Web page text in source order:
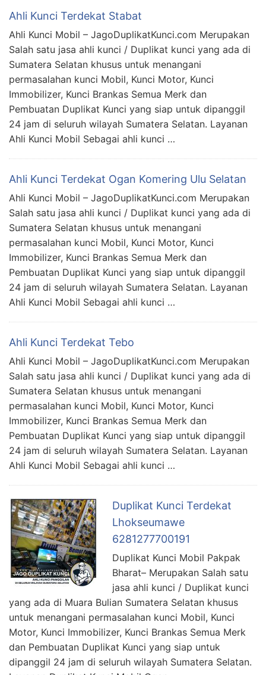
Ahli Kunci Terdekat Stabat
Ahli Kunci Mobil – JagoDuplikatKunci.com Merupakan
Salah satu jasa ahli kunci / Duplikat kunci yang ada di
Sumatera Selatan khusus untuk menangani
permasalahan kunci Mobil, Kunci Motor, Kunci
Immobilizer, Kunci Brankas Semua Merk dan
Pembuatan Duplikat Kunci yang siap untuk dipanggil
24 jam di seluruh wilayah Sumatera Selatan. Layanan
Ahli Kunci Mobil Sebagai ahli kunci …
Ahli Kunci Terdekat Ogan Komering Ulu Selatan
Ahli Kunci Mobil – JagoDuplikatKunci.com Merupakan
Salah satu jasa ahli kunci / Duplikat kunci yang ada di
Sumatera Selatan khusus untuk menangani
permasalahan kunci Mobil, Kunci Motor, Kunci
Immobilizer, Kunci Brankas Semua Merk dan
Pembuatan Duplikat Kunci yang siap untuk dipanggil
24 jam di seluruh wilayah Sumatera Selatan. Layanan
Ahli Kunci Mobil Sebagai ahli kunci …
Ahli Kunci Terdekat Tebo
Ahli Kunci Mobil – JagoDuplikatKunci.com Merupakan
Salah satu jasa ahli kunci / Duplikat kunci yang ada di
Sumatera Selatan khusus untuk menangani
permasalahan kunci Mobil, Kunci Motor, Kunci
Immobilizer, Kunci Brankas Semua Merk dan
Pembuatan Duplikat Kunci yang siap untuk dipanggil
24 jam di seluruh wilayah Sumatera Selatan. Layanan
Ahli Kunci Mobil Sebagai ahli kunci …
Duplikat Kunci Terdekat
Lhokseumawe
6281277700191
Duplikat Kunci Mobil Pakpak
Bharat– Merupakan Salah satu
jasa ahli kunci / Duplikat kunci
yang ada di Muara Bulian Sumatera Selatan khusus
untuk menangani permasalahan kunci Mobil, Kunci
Motor, Kunci Immobilizer, Kunci Brankas Semua Merk
dan Pembuatan Duplikat Kunci yang siap untuk
dipanggil 24 jam di seluruh wilayah Sumatera Selatan.